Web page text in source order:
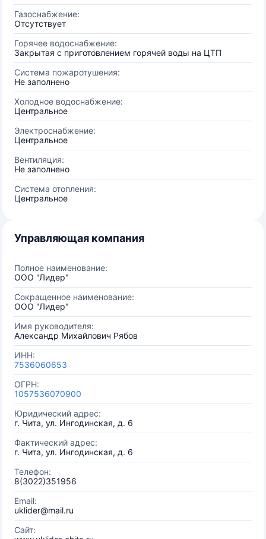
Газоснабжение:
Отсутствует
Горячее водоснабжение:
Закрытая с приготовлением горячей воды на ЦТП
Система пожаротушения:
Не заполнено
Холодное водоснабжение:
Центральное
Электроснабжение:
Центральное
Вентиляция:
Не заполнено
Система отопления:
Центральное
Управляющая компания
Полное наименование:
ООО "Лидер"
Сокращенное наименование:
ООО "Лидер"
Имя руководителя:
Александр Михайлович Рябов
ИНН:
7536060653
ОГРН:
1057536070900
Юридический адрес:
г. Чита, ул. Ингодинская, д. 6
Фактический адрес:
г. Чита, ул. Ингодинская, д. 6
Телефон:
8(3022)351956
Email:
uklider@mail.ru
Сайт: